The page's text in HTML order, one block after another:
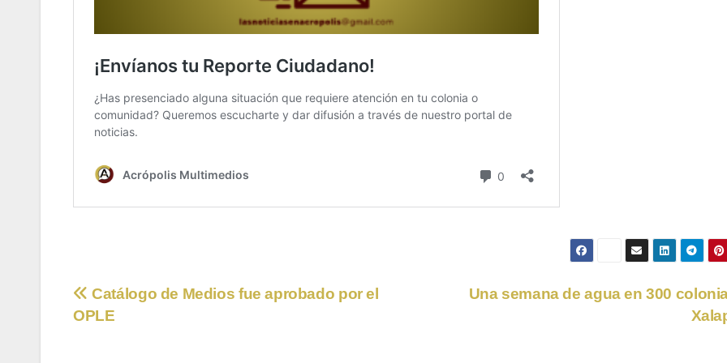
Navegación
Una semana de agua en 300
Catálogo de Medios fue aprobado por el
OPLE